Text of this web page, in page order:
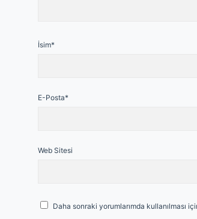
İsim*
E-Posta*
Web Sitesi
Daha sonraki yorumlarımda kullanılması